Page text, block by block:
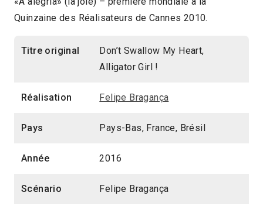
Quinzaine des Réalisateurs de Cannes 2010.
Titre original
Don’t Swallow My Heart,
Alligator Girl !
Réalisation Felipe Bragança
Pays Pays-Bas, France, Brésil
Année 2016
Scénario Felipe Bragança